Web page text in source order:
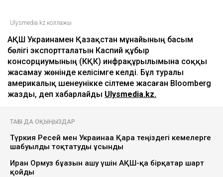
Ulysmedia.kz коллажы
АҚШ Украинамен Қазақстан мұнайының басым
бөлігі экспортталатын Каспий құбыр
консорциумының (КҚК) инфрақұрылымына соққы
жасамау жөнінде келісімге келді. Бұл туралы
америкалық шенеунікке сілтеме жасаған Bloomberg
жазды, деп хабарлайды Ulysmedia.kz.
ТАҒЫ ДА ОҚЫҢЫЗДАР
Түркия Ресей мен Украинаға Қара теңіздегі кемелерге
шабуылды тоқтатуды ұсынды
Иран Ормуз бұғазын ашу үшін АҚШ-қа бірқатар шарт
қойды